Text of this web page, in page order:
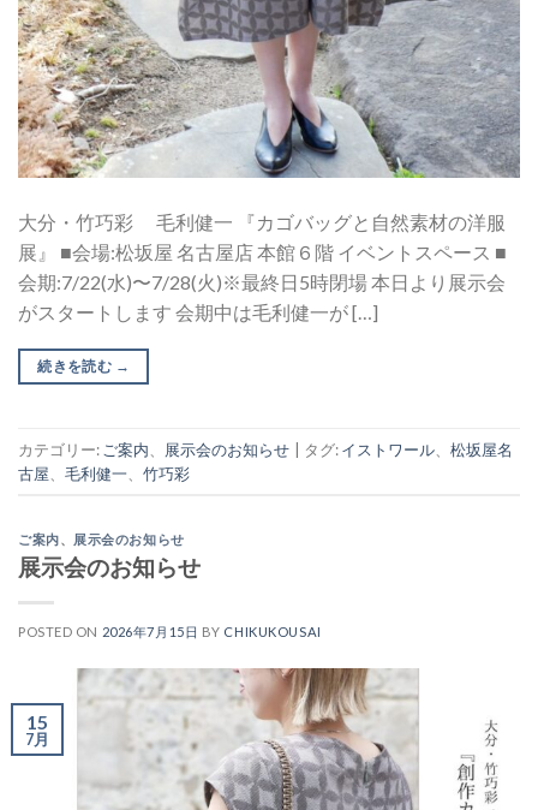
大分・竹巧彩 毛利健一 『カゴバッグと自然素材の洋服
展』 ■会場:松坂屋 名古屋店 本館６階 イベントスペース ■
会期:7/22(水)〜7/28(火)※最終日5時閉場 本日より展示会
がスタートします 会期中は毛利健一が […]
続きを読む →
カテゴリー: ご案内 展示会のお知らせ タグ:イストワール
松坂屋名
古屋
毛利健一 竹巧彩
ご案内、 展示会のお知らせ
展示会のお知らせ
POSTED ON 2026年7月15日 BY CHIKUKOUSAI
15
7月